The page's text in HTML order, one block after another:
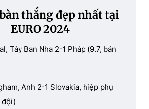
thắng đẹp nhất tại
EURO 2024
Tây Ban Nha 2-1 Pháp (9.7, bán
Anh 2-1 Slovakia, hiệp phụ
đội)